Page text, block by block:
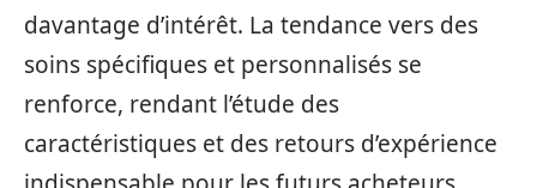
davantage d’intérêt. La tendance vers des
soins spécifiques et personnalisés se
renforce, rendant l’étude des
caractéristiques et des retours d’expérience